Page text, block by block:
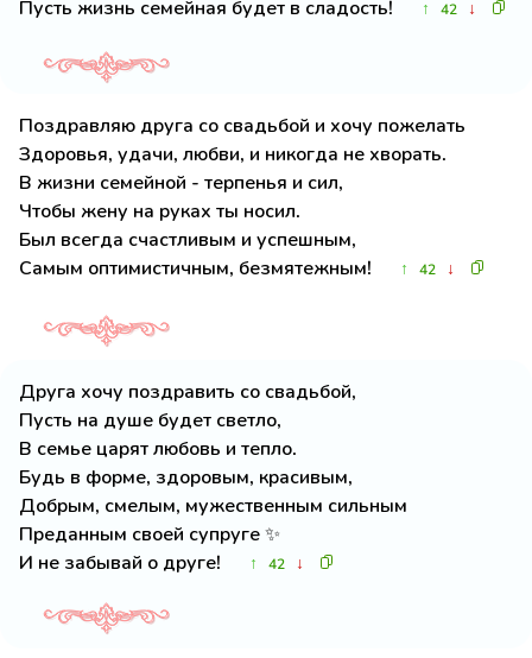
Пусть жизнь семейная будет в сладость!
↑ 42 ↓
Поздравляю друга со свадьбой и хочу пожелать
Здоровья, удачи, любви, и никогда не хворать.
В жизни семейной - терпенья и сил,
Чтобы жену на руках ты носил.
Был всегда счастливым и успешным,
Самым оптимистичным, безмятежным!
↑ 42 ↓
Друга хочу поздравить со свадьбой,
Пусть на душе будет светло,
В семье царят любовь и тепло.
Будь в форме, здоровым, красивым,
Добрым, смелым, мужественным сильным
Преданным своей супруге ✨
И не забывай о друге!
↑ 42 ↓